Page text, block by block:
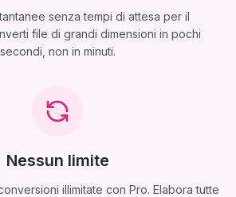
senza tempi di attesa per il
file di grandi dimensioni in pochi
secondi, non in minuti.
Nessun limite
illimitate con Pro. Elabora tutte